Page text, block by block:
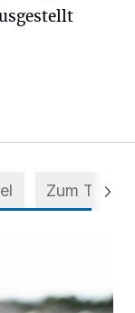
Zum Thema